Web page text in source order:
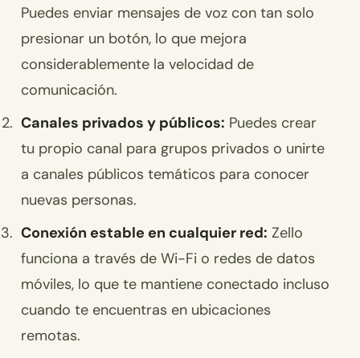
Puedes enviar mensajes de voz con tan solo
presionar un botón, lo que mejora
considerablemente la velocidad de
comunicación.
Canales privados y públicos: Puedes crear
tu propio canal para grupos privados o unirte
a canales públicos temáticos para conocer
nuevas personas.
Conexión estable en cualquier red: Zello
funciona a través de Wi-Fi o redes de datos
móviles, lo que te mantiene conectado incluso
cuando te encuentras en ubicaciones
remotas.